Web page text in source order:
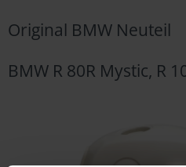
Original BMW Neuteil
BMW R 80R Mystic, R